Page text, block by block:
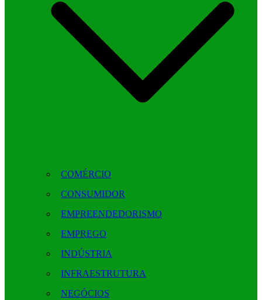
COMÉRCIO
CONSUMIDOR
EMPREENDEDORISMO
EMPREGO
INDÚSTRIA
INFRAESTRUTURA
NEGÓCIOS